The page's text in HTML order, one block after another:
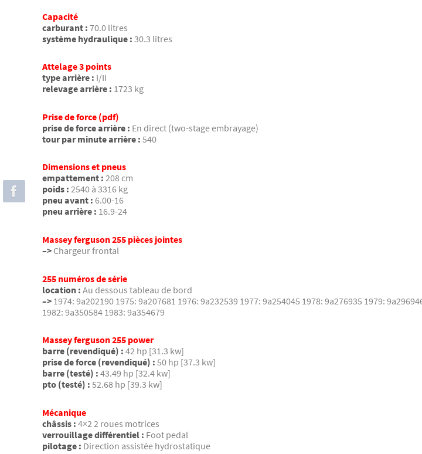
Capacité
carburant : 70.0 litres
système hydraulique : 30.3 litres
Attelage 3 points
type arrière : I/II
relevage arrière : 1723 kg
Prise de force (pdf)
prise de force arrière : En direct (two-stage embrayage)
tour par minute arrière : 540
Dimensions et pneus
empattement : 208 cm
poids : 2540 à 3316 kg
pneu avant : 6.00-16
pneu arrière : 16.9-24
Massey ferguson 255 pièces jointes
–> Chargeur frontal
255 numéros de série
location : Au dessous tableau de bord
–> 1974: 9a202190 1975: 9a207681 1976: 9a232539 1977: 9a254045 1978: 9a276935 1979:
1982: 9a350584 1983: 9a354679
Massey ferguson 255 power
barre (revendiqué) : 42 hp [31.3 kw]
prise de force (revendiqué) : 50 hp [37.3 kw]
barre (testé) : 43.49 hp [32.4 kw]
pto (testé) : 52.68 hp [39.3 kw]
Mécanique
châssis : 4×2 2 roues motrices
verrouillage différentiel : Foot pedal
pilotage : Direction assistée hydrostatique